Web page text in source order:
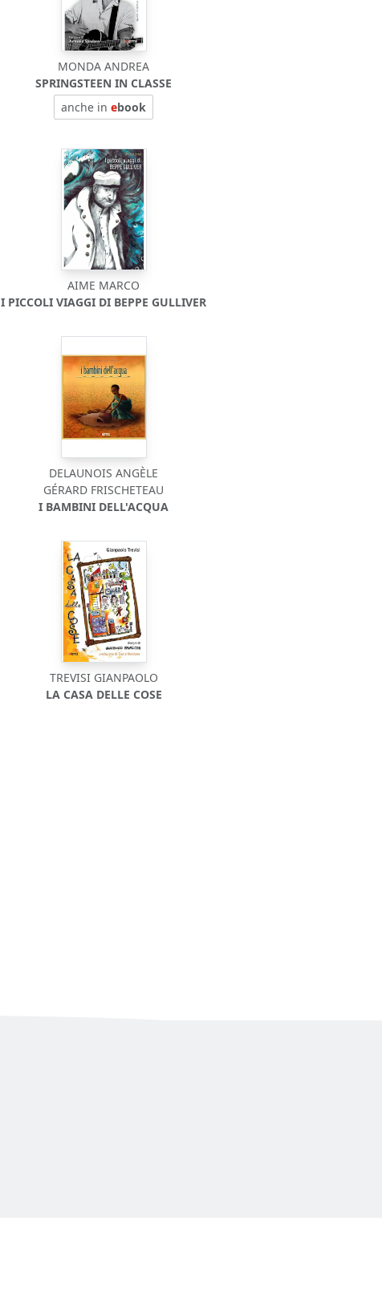
MONDA ANDREA
SPRINGSTEEN IN CLASSE
anche inebook
AIME MARCO
I PICCOLI VIAGGI DI BEPPE GULLIVER
DELAUNOIS ANGÈLE
GÉRARD FRISCHETEAU
I BAMBINI DELL'ACQUA
TREVISI GIANPAOLO
LA CASA DELLE COSE